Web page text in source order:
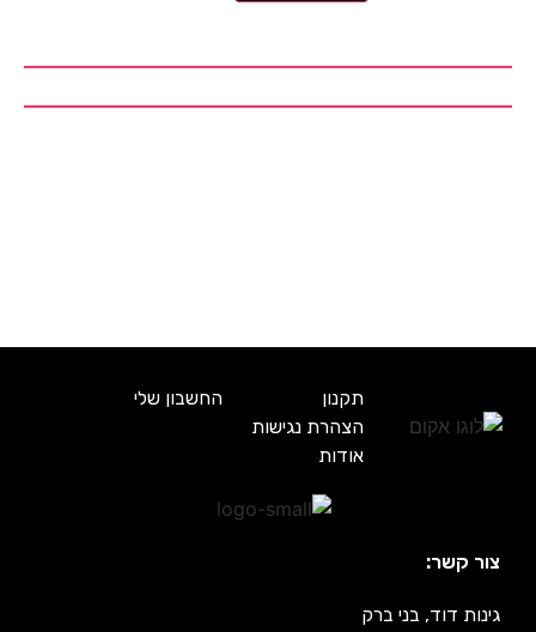
תקנון
החשבון שלי
הצהרת נגישות
אודות
צור קשר:
גינות דוד, בני ברק